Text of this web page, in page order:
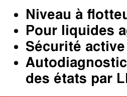
Niveau à
Pour liquides
Sécurité active
des états par